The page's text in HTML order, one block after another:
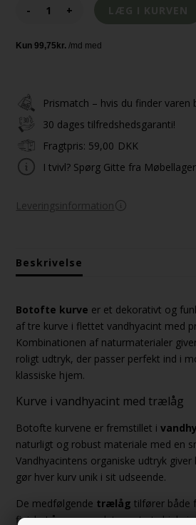
- +
Prismatch – hvis du finder varen
30 dages tilfredshedsgaranti!
Fragtpris: 59,00 DKK
I tvivl? Spørg Gitte fra
Leveringsinformation
Beskrivelse
Botofte kurve er et dekorativt og
af tre kurve i flettet vandhyacint med
Kombinationen af naturmaterialer
roligt udtryk, der passer perfekt ind i
klassiske hjem.
Kurve i vandhyacint med trælåg
Botofte kurvene er fremstillet i
naturligt og robust materiale med en
Vandhyacintens organiske udtryk
gør hver kurv unik i sit udseende.
De medfølgende trælåg tilfører både
finish. Lågene gør det nemt at skjule